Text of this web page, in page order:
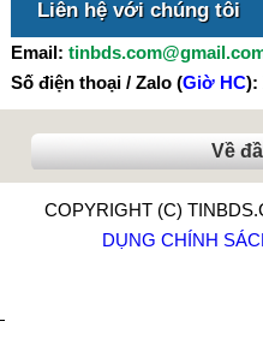
Liên hệ với chúng tôi
Email:
Số điện thoại / Zalo (Giờ HC):
Về
COPYRIGHT (C)
DỤNG CHÍNH